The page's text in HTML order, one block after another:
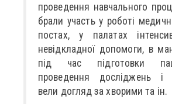
проведення навчального
брали участь у роботі
постах, у палатах
невідкладної допомоги, в
під час підготовки
проведення досліджень і
вели догляд за хворими та ін.